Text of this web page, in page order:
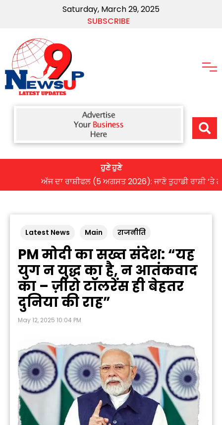
Saturday, March 29, 2025
SUBSCRIBE
ਹੁਣੇ ਹੁਣੇ
ਅੱਜ ਦਾ ਰਾਸ਼ੀਫਲ (5 ਅਗਸਤ 2026): ਜਾਣੋ ਤੁਹਾਡੀ ਰਾਸ਼ੀ ‘ਤੇ
Latest News Main राजनीति
PM मोदी का सख्त संदेश: “यह
युग न युद्ध का है, न आतंकवाद
का – ज़ीरो टॉलरेंस ही बेहतर
दुनिया की राह”
May 12, 2025 10:04 PM